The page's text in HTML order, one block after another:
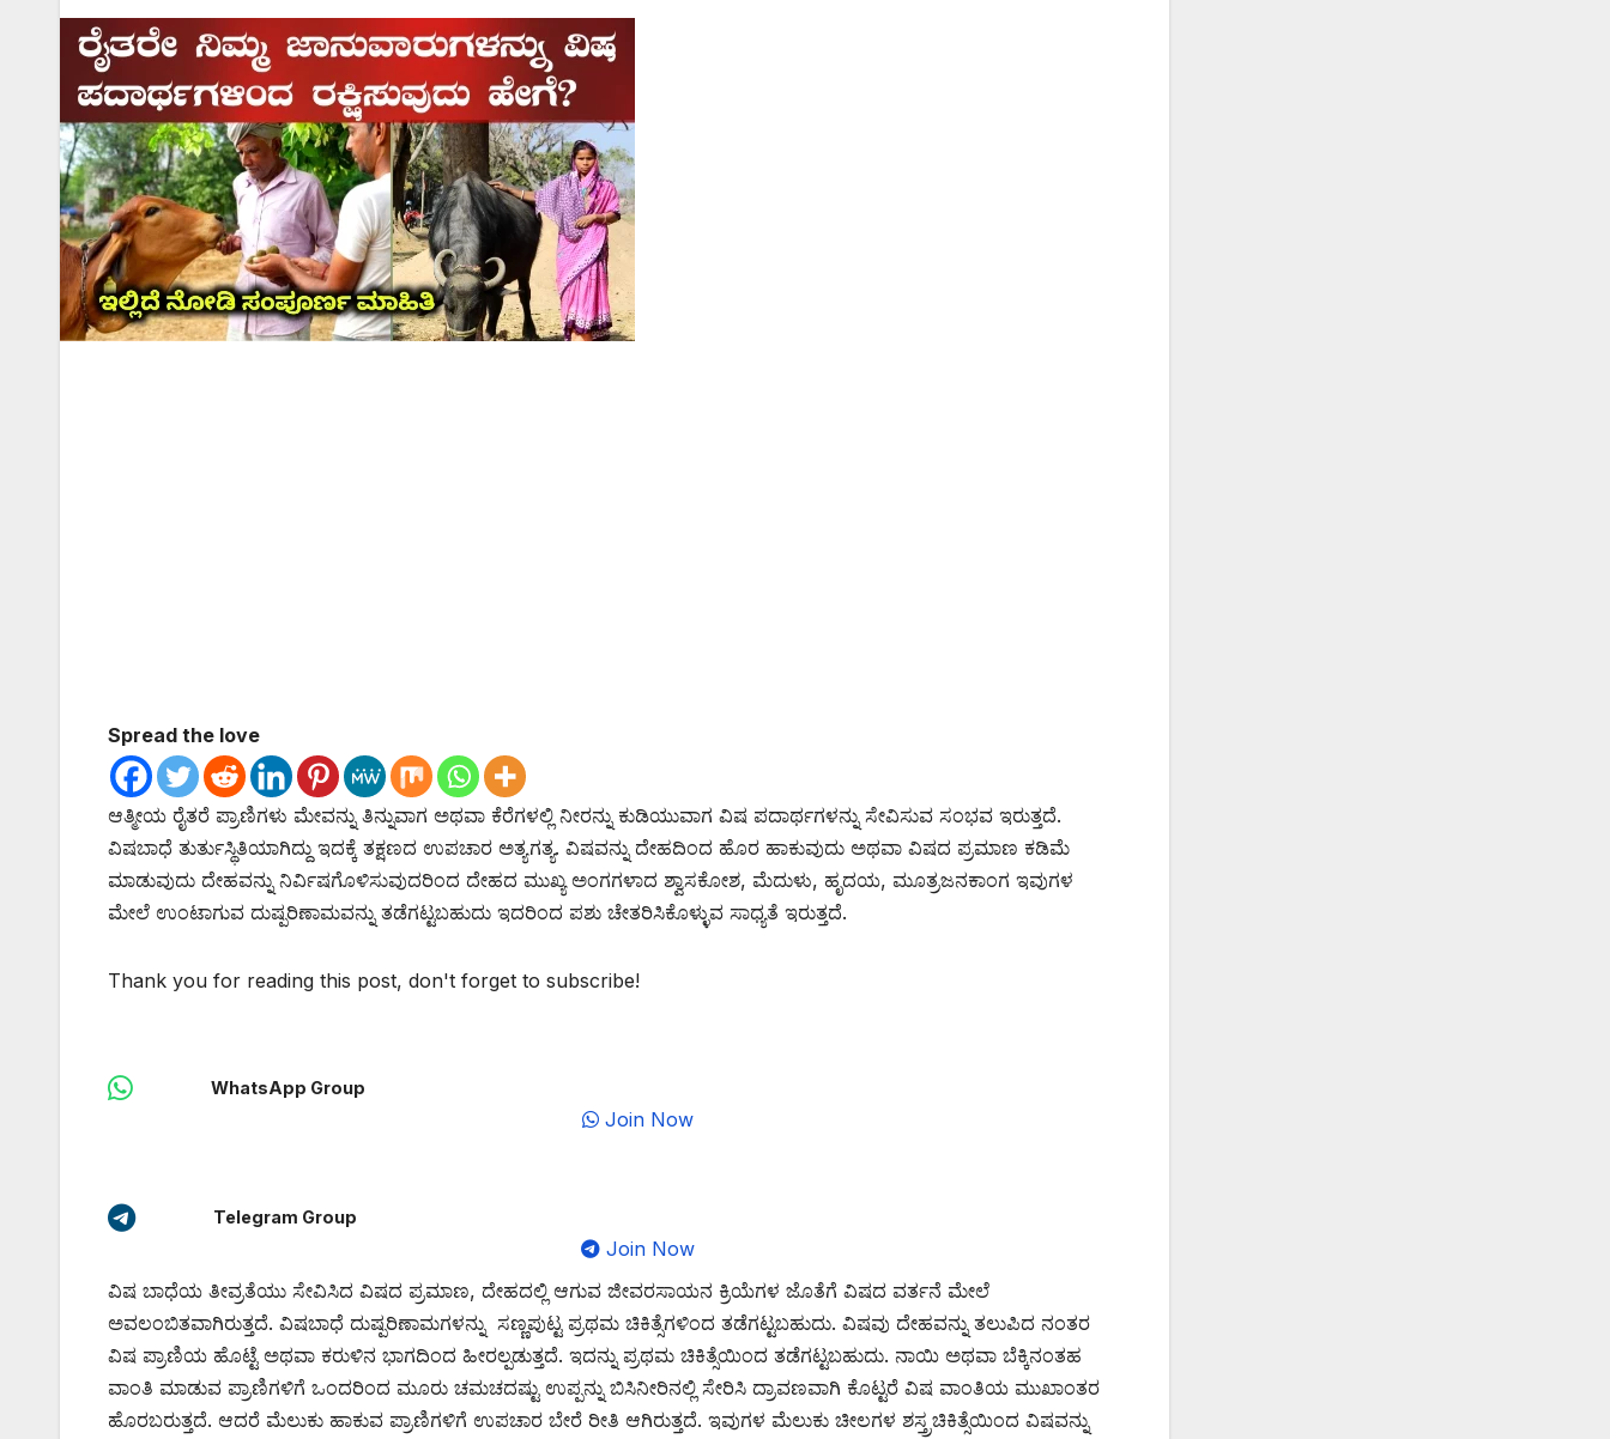
Spread the love
ಆತ್ಮೀಯ ರೈತರೆ ಪ್ರಾಣಿಗಳು ಮೇವನ್ನು ತಿನ್ನುವಾಗ ಅಥವಾ ಕೆರೆಗಳಲ್ಲಿ ನೀರನ್ನು ಕುಡಿಯುವಾಗ ವಿಷ ಪದಾರ್ಥಗಳನ್ನು ಸೇವಿಸುವ ಸಂಭವ ಇರುತ್ತದೆ.
ವಿಷಬಾಧೆ ತುರ್ತುಸ್ಥಿತಿಯಾಗಿದ್ದು ಇದಕ್ಕೆ ತಕ್ಷಣದ ಉಪಚಾರ ಅತ್ಯಗತ್ಯ. ವಿಷವನ್ನು ದೇಹದಿಂದ ಹೊರ ಹಾಕುವುದು ಅಥವಾ ವಿಷದ ಪ್ರಮಾಣ ಕಡಿಮೆ
ಮಾಡುವುದು ದೇಹವನ್ನು ನಿರ್ವಿಷಗೊಳಿಸುವುದರಿಂದ ದೇಹದ ಮುಖ್ಯ ಅಂಗಗಳಾದ ಶ್ವಾಸಕೋಶ, ಮೆದುಳು, ಹೃದಯ, ಮೂತ್ರಜನಕಾಂಗ ಇವುಗಳ
ಮೇಲೆ ಉಂಟಾಗುವ ದುಷ್ಪರಿಣಾಮವನ್ನು ತಡೆಗಟ್ಟಬಹುದು ಇದರಿಂದ ಪಶು ಚೇತರಿಸಿಕೊಳ್ಳುವ ಸಾಧ್ಯತೆ ಇರುತ್ತದೆ.
Thank you for reading this post, don't forget to subscribe!
WhatsApp Group
Join Now
Telegram Group
Join Now
ವಿಷ ಬಾಧೆಯ ತೀವ್ರತೆಯು ಸೇವಿಸಿದ ವಿಷದ ಪ್ರಮಾಣ, ದೇಹದಲ್ಲಿ ಆಗುವ ಜೀವರಸಾಯನ ಕ್ರಿಯೆಗಳ ಜೊತೆಗೆ ವಿಷದ ವರ್ತನೆ ಮೇಲೆ
ಅವಲಂಬಿತವಾಗಿರುತ್ತದೆ. ವಿಷಬಾಧೆ ದುಷ್ಪರಿಣಾಮಗಳನ್ನು ಸಣ್ಣಪುಟ್ಟ ಪ್ರಥಮ ಚಿಕಿತ್ಸೆಗಳಿಂದ ತಡೆಗಟ್ಟಬಹುದು. ವಿಷವು ದೇಹವನ್ನು ತಲುಪಿದ ನಂತರ
ವಿಷ ಪ್ರಾಣಿಯ ಹೊಟ್ಟೆ ಅಥವಾ ಕರುಳಿನ ಭಾಗದಿಂದ ಹೀರಲ್ಪಡುತ್ತದೆ. ಇದನ್ನು ಪ್ರಥಮ ಚಿಕಿತ್ಸೆಯಿಂದ ತಡೆಗಟ್ಟಬಹುದು. ನಾಯಿ ಅಥವಾ ಬೆಕ್ಕಿನಂತಹ
ವಾಂತಿ ಮಾಡುವ ಪ್ರಾಣಿಗಳಿಗೆ ಒಂದರಿಂದ ಮೂರು ಚಮಚದಷ್ಟು ಉಪ್ಪನ್ನು ಬಿಸಿನೀರಿನಲ್ಲಿ ಸೇರಿಸಿ ದ್ರಾವಣವಾಗಿ ಕೊಟ್ಟರೆ ವಿಷ ವಾಂತಿಯ ಮುಖಾಂತರ
ಹೊರಬರುತ್ತದೆ. ಆದರೆ ಮೆಲುಕು ಹಾಕುವ ಪ್ರಾಣಿಗಳಿಗೆ ಉಪಚಾರ ಬೇರೆ ರೀತಿ ಆಗಿರುತ್ತದೆ. ಇವುಗಳ ಮೆಲುಕು ಚೀಲಗಳ ಶಸ್ತ್ರಚಿಕಿತ್ಸೆಯಿಂದ ವಿಷವನ್ನು